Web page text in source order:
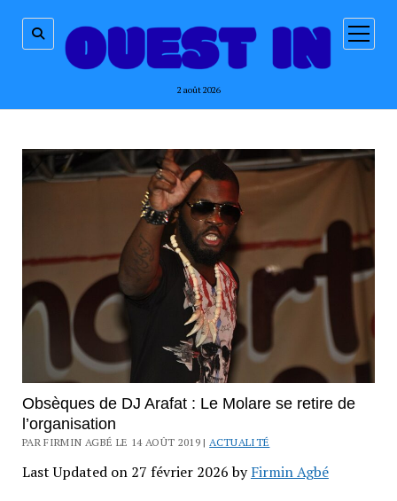
2 août 2026
ouvrir
menu
Obsèques de DJ Arafat : Le Molare se retire de
l’organisation
PAR FIRMIN AGBÉ LE 14 AOÛT 2019 |ACTUALITÉ
Last Updated on 27 février 2026 byFirmin Agbé